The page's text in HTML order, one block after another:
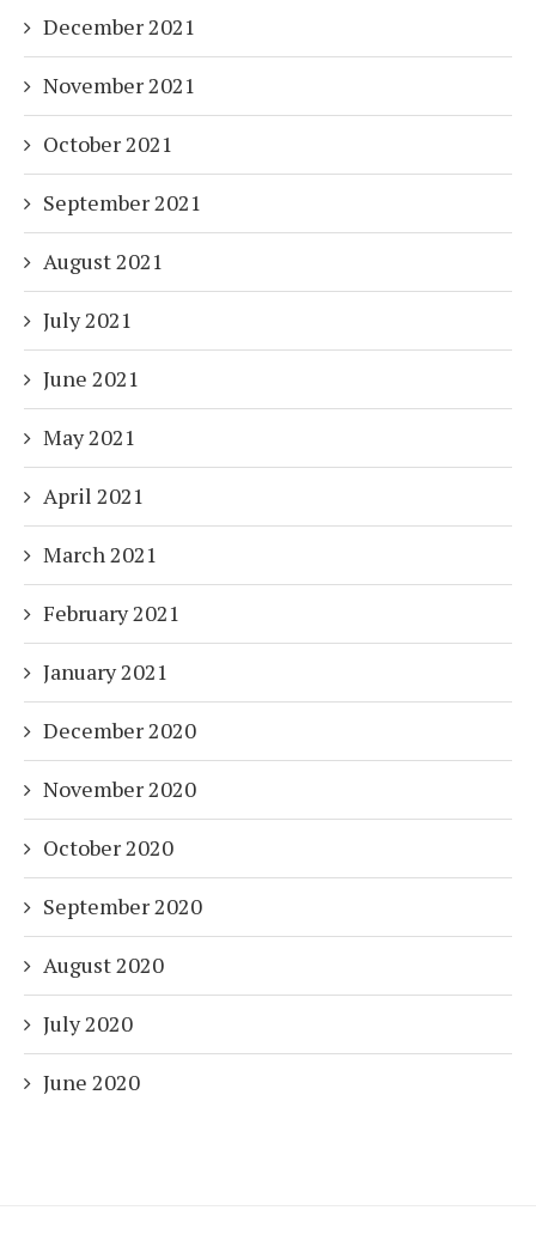
December 2021
November 2021
October 2021
September 2021
August 2021
July 2021
June 2021
May 2021
April 2021
March 2021
February 2021
January 2021
December 2020
November 2020
October 2020
September 2020
August 2020
July 2020
June 2020